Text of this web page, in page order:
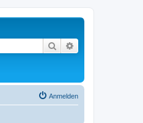
Suche
Anmelden